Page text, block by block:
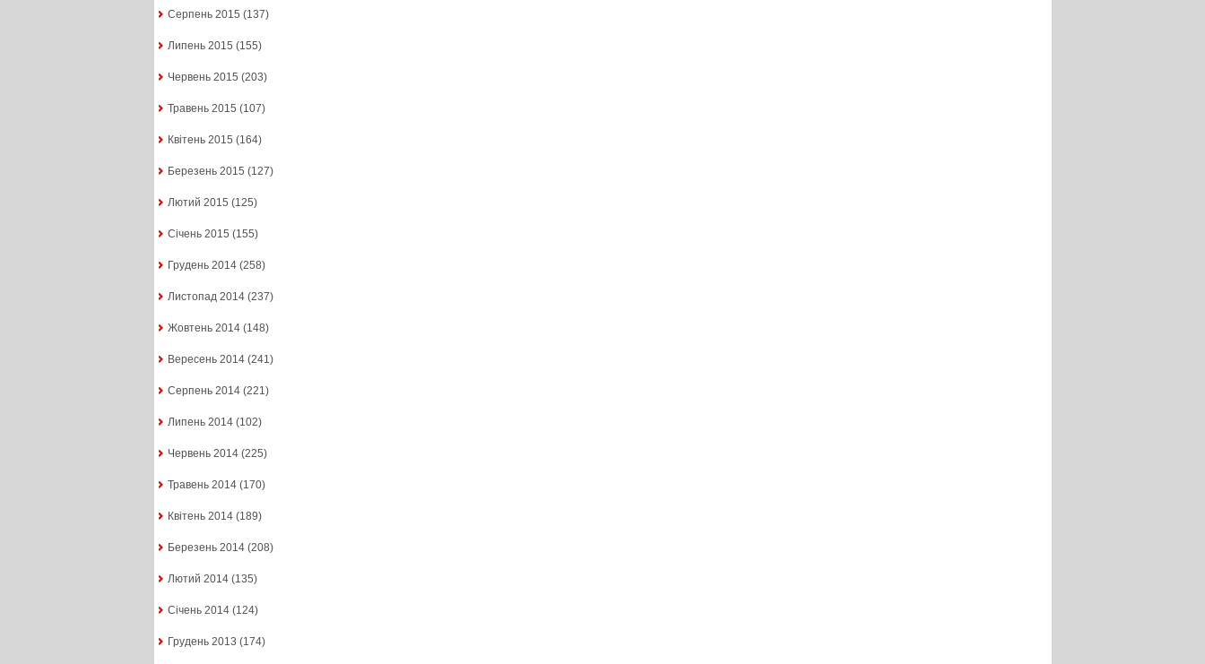
Серпень 2015 (137)
Липень 2015 (155)
Червень 2015 (203)
Травень 2015 (107)
Квітень 2015 (164)
Березень 2015 (127)
Лютий 2015 (125)
Січень 2015 (155)
Грудень 2014(258)
Листопад 2014(237)
Жовтень 2014(148)
Вересень 2014(241)
Серпень 2014(221)
Липень 2014(102)
Червень 2014(225)
Травень 2014(170)
Квітень 2014(189)
Березень 2014(208)
Лютий 2014(135)
Січень 2014(124)
Грудень 2013 (174)